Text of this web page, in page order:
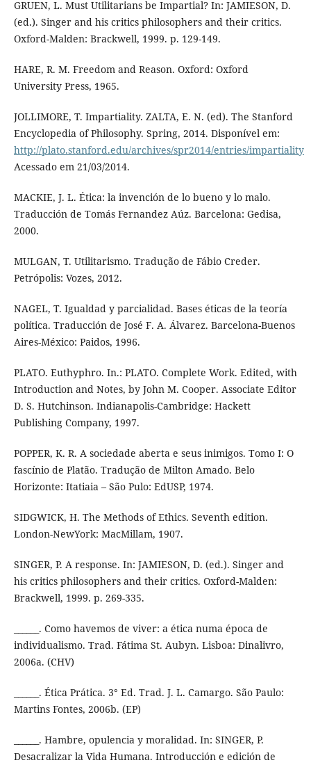
GRUEN, L. Must Utilitarians be Impartial? In: JAMIESON, D.
(ed.). Singer and his critics philosophers and their critics.
Oxford-Malden: Brackwell, 1999. p. 129-149.
HARE, R. M. Freedom and Reason. Oxford: Oxford
University Press, 1965.
JOLLIMORE, T. Impartiality. ZALTA, E. N. (ed). The Stanford
Encyclopedia of Philosophy. Spring, 2014. Disponível em:
http://plato.stanford.edu/archives/spr2014/entries/impartiality
Acessado em 21/03/2014.
MACKIE, J. L. Ética: la invención de lo bueno y lo malo.
Traducción de Tomás Fernandez Aúz. Barcelona: Gedisa,
2000.
MULGAN, T. Utilitarismo. Tradução de Fábio Creder.
Petrópolis: Vozes, 2012.
NAGEL, T. Igualdad y parcialidad. Bases éticas de la teoría
política. Traducción de José F. A. Álvarez. Barcelona-Buenos
Aires-México: Paidos, 1996.
PLATO. Euthyphro. In.: PLATO. Complete Work. Edited, with
Introduction and Notes, by John M. Cooper. Associate Editor
D. S. Hutchinson. Indianapolis-Cambridge: Hackett
Publishing Company, 1997.
POPPER, K. R. A sociedade aberta e seus inimigos. Tomo I: O
fascínio de Platão. Tradução de Milton Amado. Belo
Horizonte: Itatiaia – São Pulo: EdUSP, 1974.
SIDGWICK, H. The Methods of Ethics. Seventh edition.
London-NewYork: MacMillam, 1907.
SINGER, P. A response. In: JAMIESON, D. (ed.). Singer and
his critics philosophers and their critics. Oxford-Malden:
Brackwell, 1999. p. 269-335.
______. Como havemos de viver: a ética numa época de
individualismo. Trad. Fátima St. Aubyn. Lisboa: Dinalivro,
2006a. (CHV)
______. Ética Prática. 3° Ed. Trad. J. L. Camargo. São Paulo:
Martins Fontes, 2006b. (EP)
______. Hambre, opulencia y moralidad. In: SINGER, P.
Desacralizar la Vida Humana. Introducción e edición de